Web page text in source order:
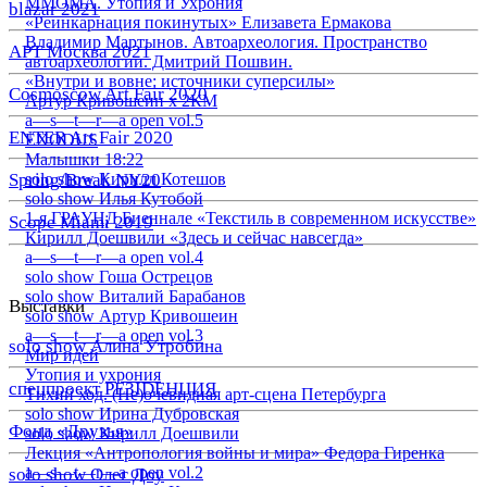
blazar 2021
АРТ Москва 2021
Cosmoscow Art Fair 2020
ENTER Art Fair 2020
Spring/Break NY20
Scope Miami 2019
Выставки
solo show Алина Утробина
спецпроект РЕЗIDЕНЦИЯ
Фонд «Друзья»
solo show Олег Доу
«Реинкарнация покинутых» Елизавета Ермакова
Владимир Мартынов. Автоархеология. Пространство
автоархеологии. Дмитрий Пошвин.
«Внутри и вовне: источники суперсилы»
Артур Кривошеин х 2КМ
a—s—t—r—a open vol.5
EXODUS
Малышки 18:22
solo show Кирилл Котешов
solo show Илья Кутобой
1-я ГРАУНД Биеннале «Текстиль в современном искусстве»
Кирилл Доешвили «Здесь и сейчас навсегда»
a—s—t—r—a open vol.4
solo show Гоша Острецов
solo show Виталий Барабанов
solo show Артур Кривошеин
a—s—t—r—a open vol.3
Мир идей
Утопия и ухрония
Тихий ход. (Не)очевидная арт-сцена Петербурга
solo show Ирина Дубровская
solo show Кирилл Доешвили
Лекция «Антропология войны и мира» Федора Гиренка
a—s—t—r—a open vol.2